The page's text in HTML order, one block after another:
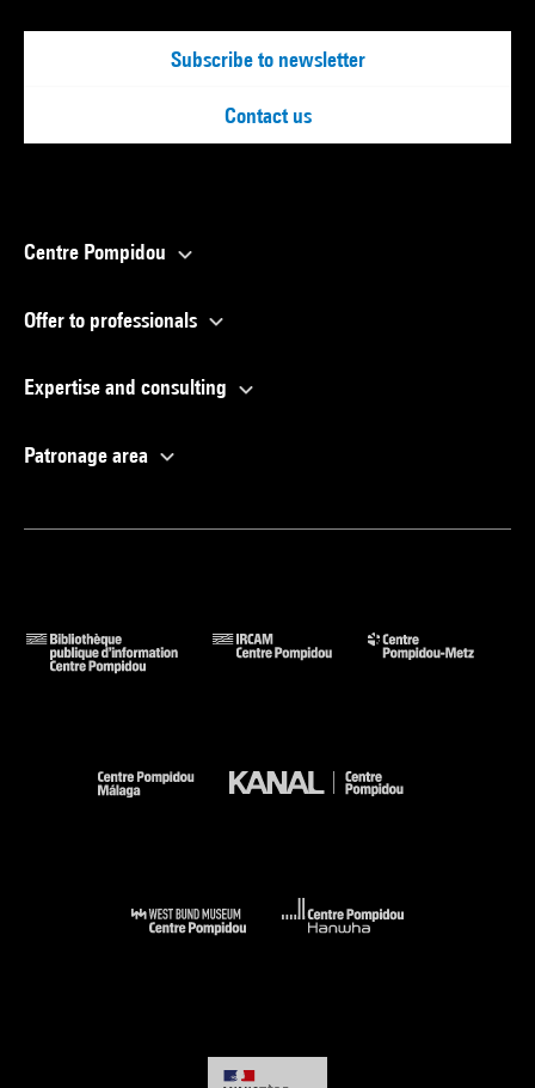
Subscribe to newsletter
Contact us
Centre Pompidou
Offer to professionals
Expertise and consulting
Patronage area